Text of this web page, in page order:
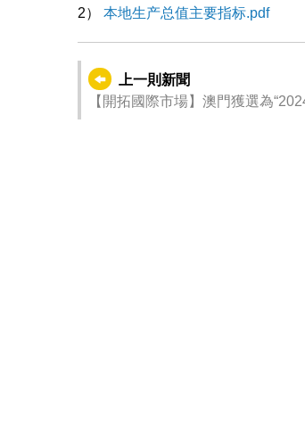
2）
本地生产总值主要指标.pdf
上一則新聞
【開拓國際市場】澳門獲選為